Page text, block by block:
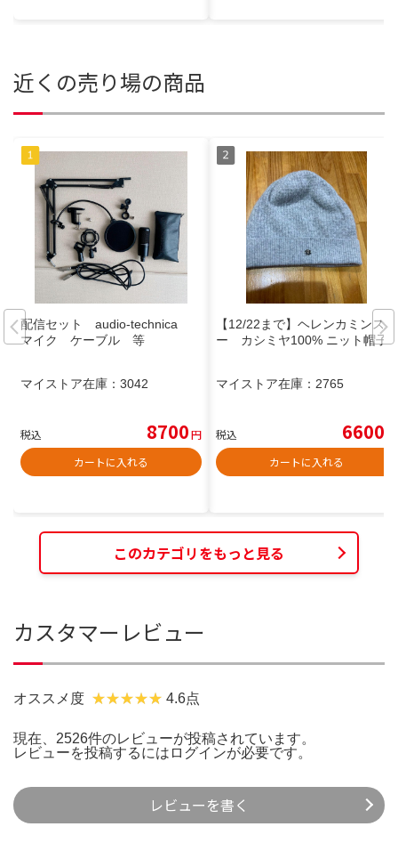
近くの売り場の商品
配信セット audio-technica
マイク ケーブル 等
マイストア在庫： 3042
税込 8700円
カートに入れる
【12/22まで】ヘレンカミンスキ
ー カシミヤ100% ニット帽子
マイストア在庫： 2765
税込 6600
カートに入れる
このカテゴリをもっと見る
カスタマーレビュー
オススメ度 4.6点
現在、2526件のレビューが投稿されています。
レビューを投稿するには ログインが必要です。
レビューを書く